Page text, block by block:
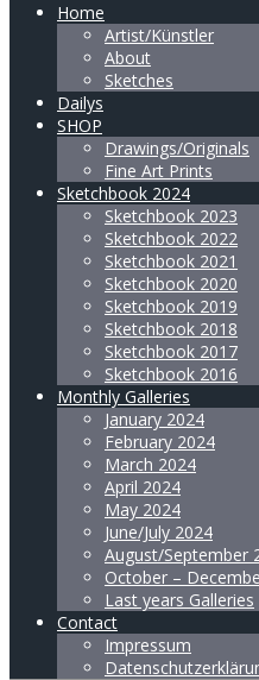
Home
Artist/Künstler
About
Sketches
Dailys
SHOP
Drawings/Originals
Fine Art Prints
Sketchbook 2024
Sketchbook 2023
Sketchbook 2022
Sketchbook 2021
Sketchbook 2020
Sketchbook 2019
Sketchbook 2018
Sketchbook 2017
Sketchbook 2016
Monthly Galleries
January 2024
February 2024
March 2024
April 2024
May 2024
June/July 2024
August/September
October –
Last years Galleries
Contact
Impressum